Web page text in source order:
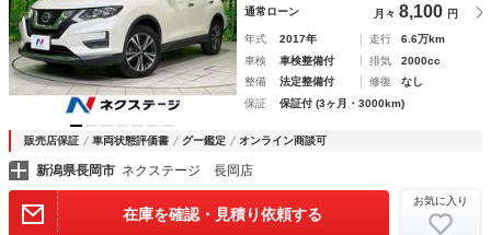
通常ローン 月々 8,100 円
年式 2017年 走行
6.6万km
車検
車検整備付 排気
2000cc
整備
法定整備付 修復
なし
保証
保証付 (3ヶ月・3000km)
販売店保証 車両状態評価書 グー鑑定 オンライン商談可
新潟県長岡市 ネクステージ 長岡店
在庫を確認・見積り依頼する
お気に入り